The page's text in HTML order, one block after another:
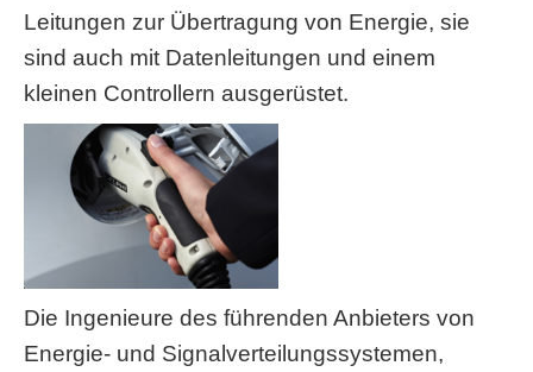
Leitungen zur Übertragung von Energie, sie
sind auch mit Datenleitungen und einem
kleinen Controllern ausgerüstet.
Die Ingenieure des führenden Anbieters von
Energie- und Signalverteilungssystemen,